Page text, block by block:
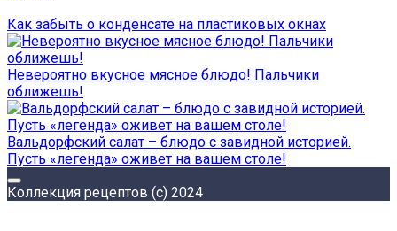
Как забыть о конденсате на пластиковых окнах
Невероятно вкусное мясное блюдо! Пальчики
оближешь!
Вальдорфский салат – блюдо с завидной историей.
Пусть «легенда» оживет на вашем столе!
Коллекция рецептов (с) 2024